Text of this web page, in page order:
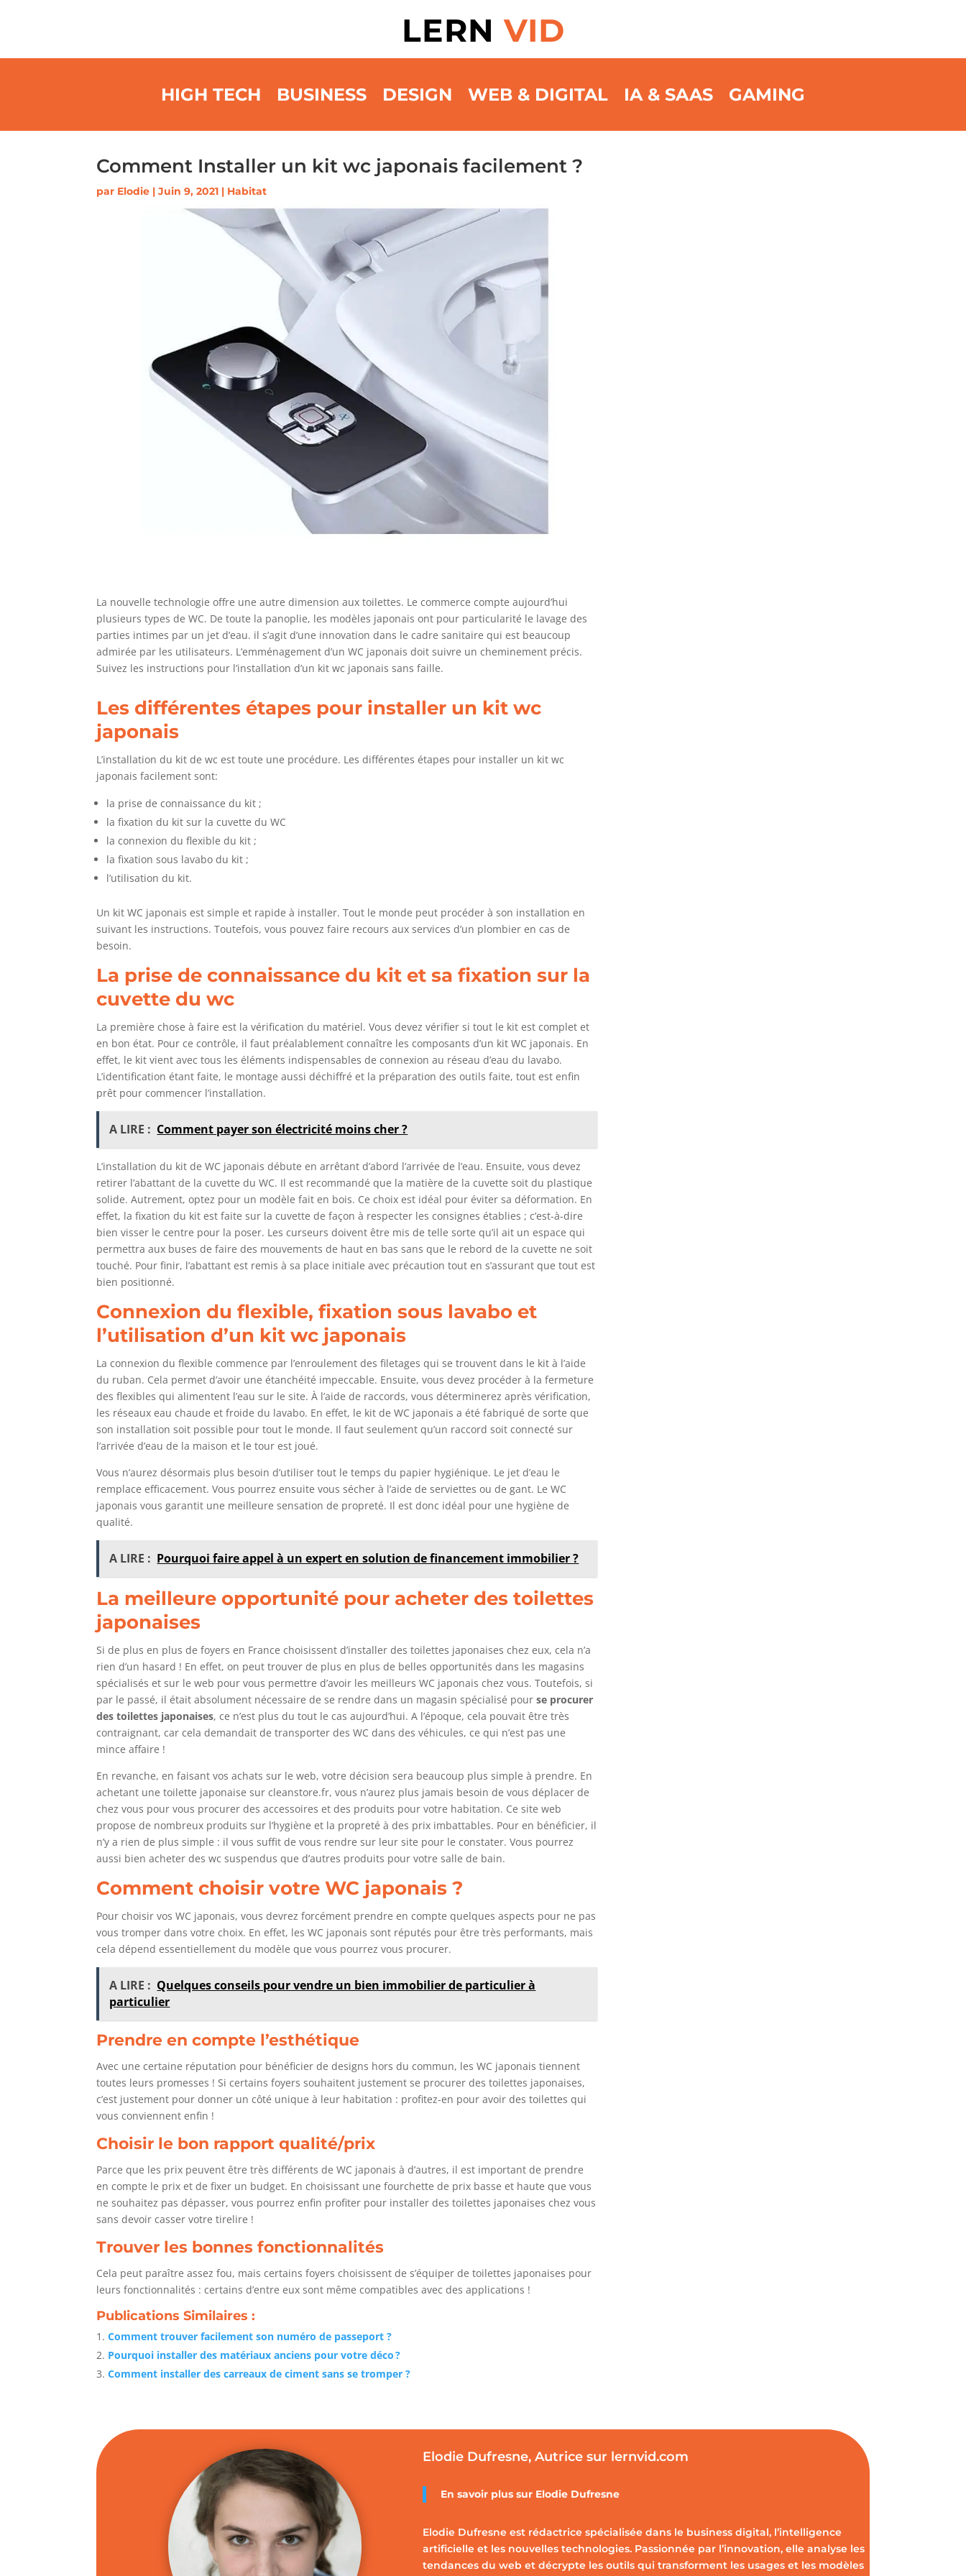
LERNVID
HIGH TECH BUSINESS DESIGN WEB & DIGITAL IA & SAAS GAMING
Comment Installer un kit wc japonais facilement ?
par Elodie |Juin 9, 2021 | Habitat
La nouvelle technologie offre une autre dimension aux toilettes. Le commerce compte aujourd’hui
plusieurs types de WC. De toute la panoplie, les modèles japonais ont pour particularité le lavage des
parties intimes par un jet d’eau. il s’agit d’une innovation dans le cadre sanitaire qui est beaucoup
admirée par les utilisateurs. L’emménagement d’un WC japonais doit suivre un cheminement précis.
Suivez les instructions pour l’installation d’un kit wc japonais sans faille.
Les différentes étapes pour installer un kit wc
japonais
L’installation du kit de wc est toute une procédure. Les différentes étapes pour installer un kit wc
japonais facilement sont:
la prise de connaissance du kit ;
la fixation du kit sur la cuvette du WC
la connexion du flexible du kit ;
la fixation sous lavabo du kit ;
l’utilisation du kit.
Un kit WC japonais est simple et rapide à installer. Tout le monde peut procéder à son installation en
suivant les instructions. Toutefois, vous pouvez faire recours aux services d’un plombier en cas de
besoin.
La prise de connaissance du kit et sa fixation sur la
cuvette du wc
La première chose à faire est la vérification du matériel. Vous devez vérifier si tout le kit est complet et
en bon état. Pour ce contrôle, il faut préalablement connaître les composants d’un kit WC japonais. En
effet, le kit vient avec tous les éléments indispensables de connexion au réseau d’eau du lavabo.
L’identification étant faite, le montage aussi déchiffré et la préparation des outils faite, tout est enfin
prêt pour commencer l’installation.
A LIRE : Comment payer son électricité moins cher ?
L’installation du kit de WC japonais débute en arrêtant d’abord l’arrivée de l’eau. Ensuite, vous devez
retirer l’abattant de la cuvette du WC. Il est recommandé que la matière de la cuvette soit du plastique
solide. Autrement, optez pour un modèle fait en bois. Ce choix est idéal pour éviter sa déformation. En
effet, la fixation du kit est faite sur la cuvette de façon à respecter les consignes établies ; c’est-à-dire
bien visser le centre pour la poser. Les curseurs doivent être mis de telle sorte qu’il ait un espace qui
permettra aux buses de faire des mouvements de haut en bas sans que le rebord de la cuvette ne soit
touché. Pour finir, l’abattant est remis à sa place initiale avec précaution tout en s’assurant que tout est
bien positionné.
Connexion du flexible, fixation sous lavabo et
l’utilisation d’un kit wc japonais
La connexion du flexible commence par l’enroulement des filetages qui se trouvent dans le kit à l’aide
du ruban. Cela permet d’avoir une étanchéité impeccable. Ensuite, vous devez procéder à la fermeture
des flexibles qui alimentent l’eau sur le site. À l’aide de raccords, vous déterminerez après vérification,
les réseaux eau chaude et froide du lavabo. En effet, le kit de WC japonais a été fabriqué de sorte que
son installation soit possible pour tout le monde. Il faut seulement qu’un raccord soit connecté sur
l’arrivée d’eau de la maison et le tour est joué.
Vous n’aurez désormais plus besoin d’utiliser tout le temps du papier hygiénique. Le jet d’eau le
remplace efficacement. Vous pourrez ensuite vous sécher à l’aide de serviettes ou de gant. Le WC
japonais vous garantit une meilleure sensation de propreté. Il est donc idéal pour une hygiène de
qualité.
A LIRE : Pourquoi faire appel à un expert en solution de financement immobilier ?
La meilleure opportunité pour acheter des toilettes
japonaises
Si de plus en plus de foyers en France choisissent d’installer des toilettes japonaises chez eux, cela n’a
rien d’un hasard ! En effet, on peut trouver de plus en plus de belles opportunités dans les magasins
spécialisés et sur le web pour vous permettre d’avoir les meilleurs WC japonais chez vous. Toutefois, si
par le passé, il était absolument nécessaire de se rendre dans un magasin spécialisé pourse procurer
des toilettes japonaises, ce n’est plus du tout le cas aujourd’hui. A l’époque, cela pouvait être très
contraignant, car cela demandait de transporter des WC dans des véhicules, ce qui n’est pas une
mince affaire !
En revanche, en faisant vos achats sur le web, votre décision sera beaucoup plus simple à prendre. En
achetant une toilette japonaise sur cleanstore.fr, vous n’aurez plus jamais besoin de vous déplacer de
chez vous pour vous procurer des accessoires et des produits pour votre habitation. Ce site web
propose de nombreux produits sur l’hygiène et la propreté à des prix imbattables. Pour en bénéficier, il
n’y a rien de plus simple : il vous suffit de vous rendre sur leur site pour le constater. Vous pourrez
aussi bien acheter des wc suspendus que d’autres produits pour votre salle de bain.
Comment choisir votre WC japonais ?
Pour choisir vos WC japonais, vous devrez forcément prendre en compte quelques aspects pour ne pas
vous tromper dans votre choix. En effet, les WC japonais sont réputés pour être très performants, mais
cela dépend essentiellement du modèle que vous pourrez vous procurer.
A LIRE : Quelques conseils pour vendre un bien immobilier de particulier à
particulier
Prendre en compte l’esthétique
Avec une certaine réputation pour bénéficier de designs hors du commun, les WC japonais tiennent
toutes leurs promesses ! Si certains foyers souhaitent justement se procurer des toilettes japonaises,
c’est justement pour donner un côté unique à leur habitation : profitez-en pour avoir des toilettes qui
vous conviennent enfin !
Choisir le bon rapport qualité/prix
Parce que les prix peuvent être très différents de WC japonais à d’autres, il est important de prendre
en compte le prix et de fixer un budget. En choisissant une fourchette de prix basse et haute que vous
ne souhaitez pas dépasser, vous pourrez enfin profiter pour installer des toilettes japonaises chez vous
sans devoir casser votre tirelire !
Trouver les bonnes fonctionnalités
Cela peut paraître assez fou, mais certains foyers choisissent de s’équiper de toilettes japonaises pour
leurs fonctionnalités : certains d’entre eux sont même compatibles avec des applications !
Publications Similaires :
Comment trouver facilement son numéro de passeport ?
Pourquoi installer des matériaux anciens pour votre déco ?
Comment installer des carreaux de ciment sans se tromper ?
Elodie Dufresne, Autrice sur lernvid.com
En savoir plus sur Elodie Dufresne
Elodie Dufresne est rédactrice spécialisée dans le business digital, l’intelligence
artificielle et les nouvelles technologies. Passionnée par l’innovation, elle analyse les
tendances du web et décrypte les outils qui transforment les usages et les modèles